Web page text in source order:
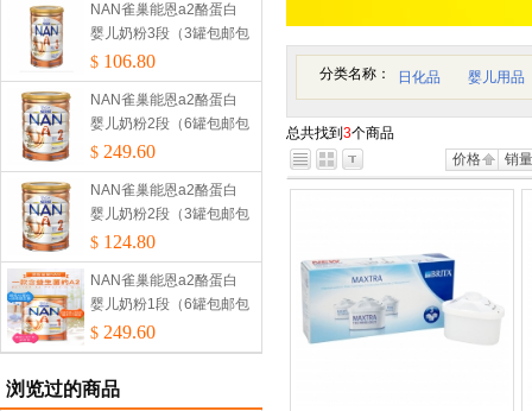
NAN雀巢能恩a2酪蛋白
婴儿奶粉3段（3罐包邮包
税）
$ 106.80
NAN雀巢能恩a2酪蛋白
婴儿奶粉2段（6罐包邮包
税）
$ 249.60
NAN雀巢能恩a2酪蛋白
婴儿奶粉2段（3罐包邮包
税）
$ 124.80
NAN雀巢能恩a2酪蛋白
婴儿奶粉1段（6罐包邮包
税）
$ 249.60
浏览过的商品
分类名称： 日化品 婴儿用品
总共找到 3个商品
价格
销量